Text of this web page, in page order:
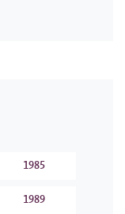
1985
1989